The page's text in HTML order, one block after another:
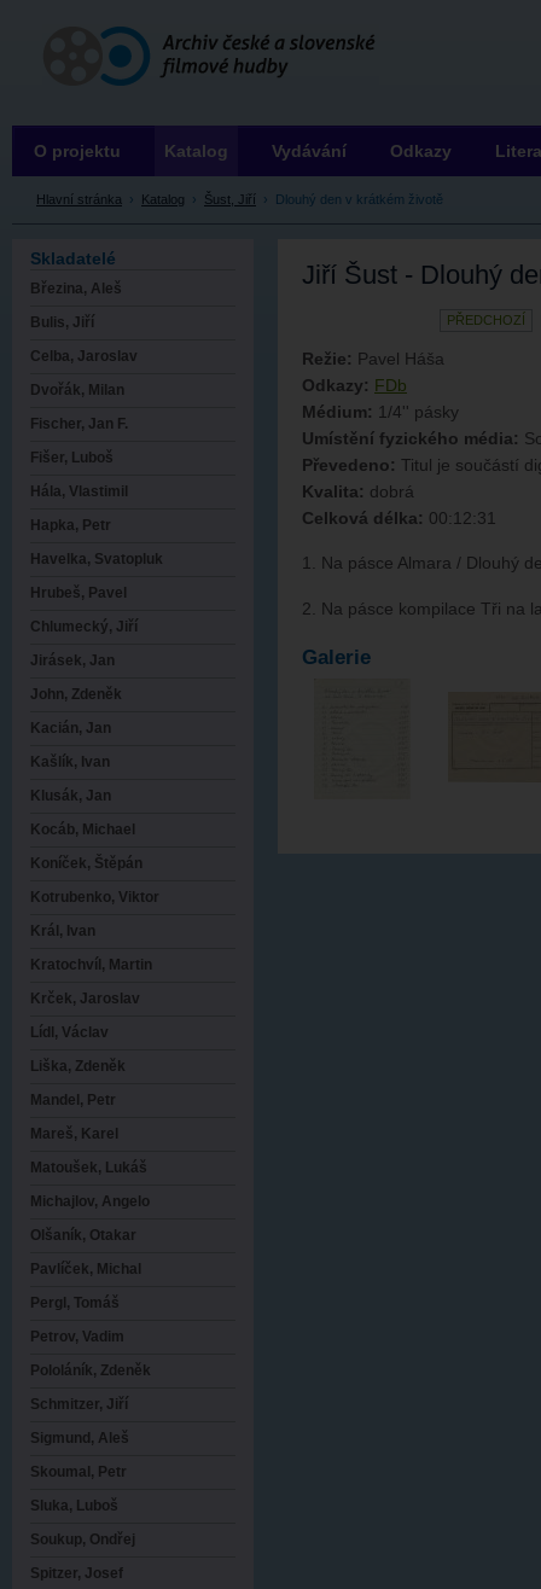
Archiv ČSFH
Jiří Šust - Dlouhý
PŘEDCHOZÍ
Režie: Pavel Háša
Odkazy: FDb
Médium: 1/4'' pásky
Umístění fyzického média:
Převedeno: Titul je součástí
Kvalita: dobrá
Celková délka: 00:12:31
1. Na pásce Almara / Dlouhý
2. Na pásce kompilace Tři na
Galerie
Hlavní stránka › Katalog › Šust, Jiří › Dlouhý den v krátkém životě
O projektu Katalog Vydávání Odkazy
Skladatelé
Březina, Aleš
Bulis, Jiří
Celba, Jaroslav
Dvořák, Milan
Fischer, Jan F.
Fišer, Luboš
Hála, Vlastimil
Hapka, Petr
Havelka, Svatopluk
Hrubeš, Pavel
Chlumecký, Jiří
Jirásek, Jan
John, Zdeněk
Kacián, Jan
Kašlík, Ivan
Klusák, Jan
Kocáb, Michael
Koníček, Štěpán
Kotrubenko, Viktor
Král, Ivan
Kratochvíl, Martin
Krček, Jaroslav
Lídl, Václav
Liška, Zdeněk
Mandel, Petr
Mareš, Karel
Matoušek, Lukáš
Michajlov, Angelo
Olšaník, Otakar
Pavlíček, Michal
Pergl, Tomáš
Petrov, Vadim
Pololáník, Zdeněk
Schmitzer, Jiří
Sigmund, Aleš
Skoumal, Petr
Sluka, Luboš
Soukup, Ondřej
Spitzer, Josef